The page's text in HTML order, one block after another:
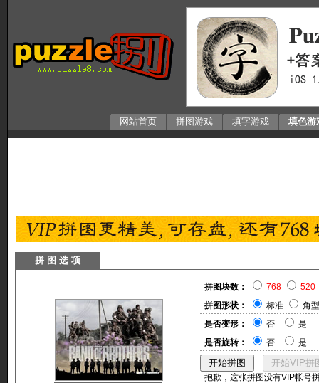
网站首页 拼图游戏 填字游戏 填色游
拼 图 选 项
拼图块数： 768
520
拼图形状：
标准
角型
是否变形：
否
是
是否旋转：
否 是
抱歉，这张拼图没有VIP帐号